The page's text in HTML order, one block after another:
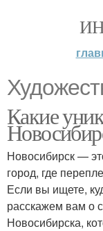
Какие
Новосибирск —
город, где
Если вы ищете,
расскажем вам о
Новосибирска,